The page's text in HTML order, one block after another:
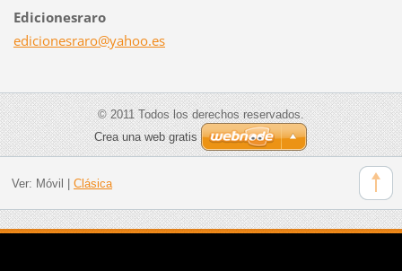
Edicionesraro
edicionesraro@yahoo.es
© 2011 Todos los derechos reservados.
Crea una web gratis
Ver: Móvil Clásica